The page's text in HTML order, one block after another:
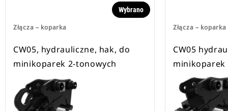
Złącza – koparka
Wybrano
CW05, hydrauliczne, hak, do
minikoparek 2-tonowych
Złącza – koparka
CW05
minikoparek